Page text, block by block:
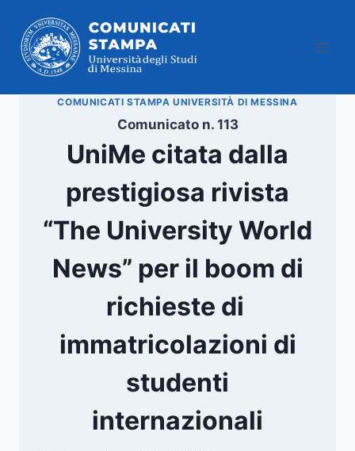
contenuto
COMUNICATI STAMPA UNIVERSITÀ DI MESSINA
Comunicato n. 113
UniMe citata dalla
prestigiosa rivista
“The University World
News” per il boom di
richieste di
immatricolazioni di
studenti
internazionali